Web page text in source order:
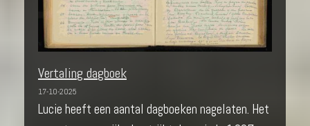
Vertaling dagboek
17-10-2025
Lucie heeft een aantal dagboeken nagelaten. Het